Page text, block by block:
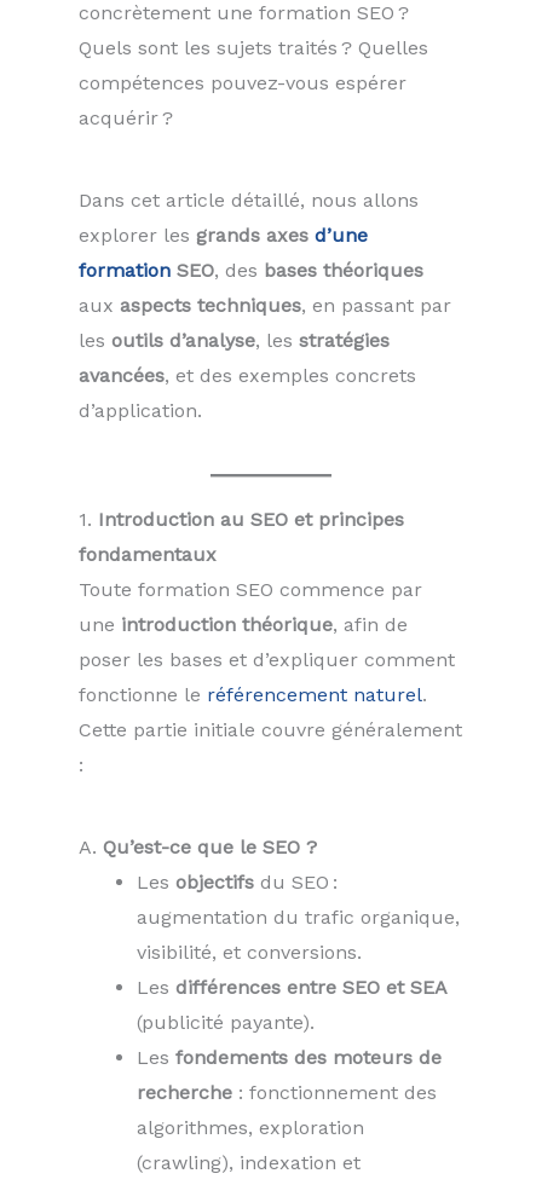
concrètement une formation SEO ?
Quels sont les sujets traités ? Quelles
compétences pouvez-vous espérer
acquérir ?
Dans cet article détaillé, nous allons
explorer les grands axes d’une
formation SEO, des bases théoriques
aux aspects techniques, en passant par
les outils d’analyse, les stratégies
avancées, et des exemples concrets
d’application.
1. Introduction au SEO et principes
fondamentaux
Toute formation SEO commence par
une introduction théorique, afin de
poser les bases et d’expliquer comment
fonctionne le référencement naturel.
Cette partie initiale couvre généralement
:
A. Qu’est-ce que le SEO ?
Les objectifs du SEO :
augmentation du trafic organique,
visibilité, et conversions.
Les différences entre SEO et SEA
(publicité payante).
Les fondements des moteurs de
recherche : fonctionnement des
algorithmes, exploration
(crawling), indexation et